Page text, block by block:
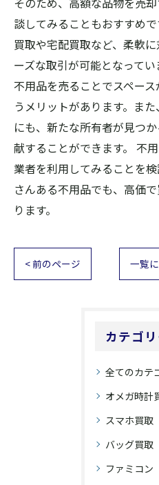
談してみることもおすすめ
買取や宅配買取など、柔軟
ーズな取引が可能となってい
不用品を売ることでスペー
うメリットがあります。ま
にも、新たな所有者が見つ
献することができます。 不
業者を利用してみることを
さんある不用品でも、高価
ります。
< 前のページ 一覧
カテゴ
全てのカテ
オメガ時計
スマホ買取
バッグ買取
ファミコン